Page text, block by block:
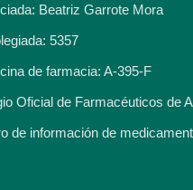
Beatriz Garrote Mora
5357
de farmacia: A-395-F
Oficial de Farmacéuticos de
de información de